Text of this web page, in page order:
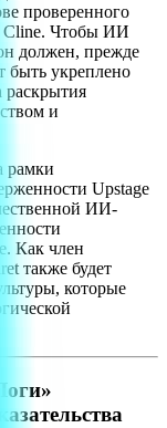
проверенного
Cline. Чтобы ИИ
должен, прежде
быть укреплено
раскрытия
и
рамки
Upstage
ИИ-
Как член
также будет
которые